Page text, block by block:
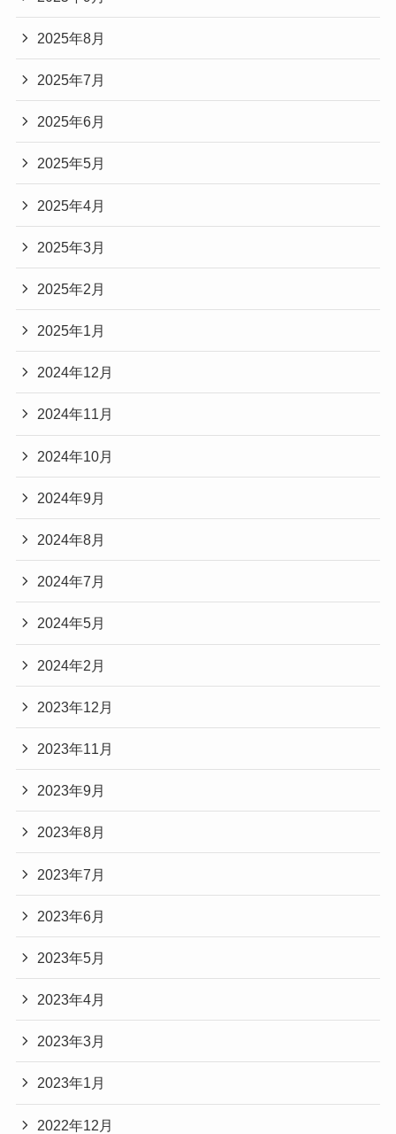
2025年8月
2025年7月
2025年6月
2025年5月
2025年4月
2025年3月
2025年2月
2025年1月
2024年12月
2024年11月
2024年10月
2024年9月
2024年8月
2024年7月
2024年5月
2024年2月
2023年12月
2023年11月
2023年9月
2023年8月
2023年7月
2023年6月
2023年5月
2023年4月
2023年3月
2023年1月
2022年12月